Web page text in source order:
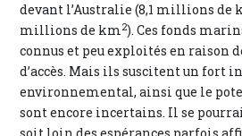
devant l’Australie (8,1 millions de
millions de km2). Ces fonds
connus et peu exploités en raison
d’accès. Mais ils suscitent un fort
environnemental, ainsi que le
sont encore incertains. Il se